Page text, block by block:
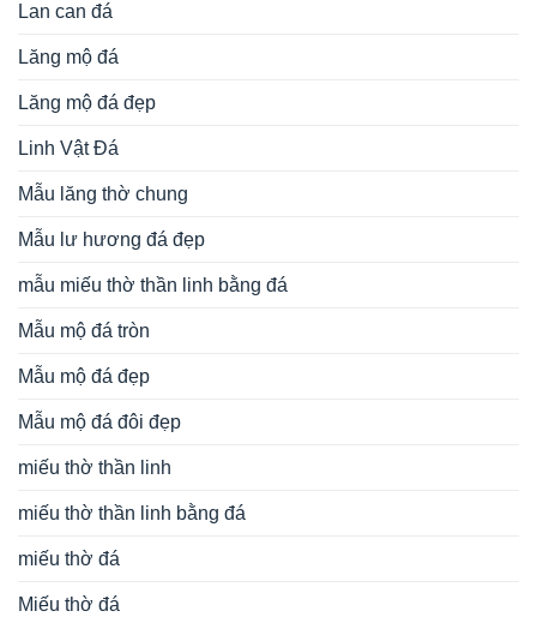
Lan can đá
Lăng mộ đá
Lăng mộ đá đẹp
Linh Vật Đá
Mẫu lăng thờ chung
Mẫu lư hương đá đẹp
mẫu miếu thờ thần linh bằng đá
Mẫu mộ đá tròn
Mẫu mộ đá đẹp
Mẫu mộ đá đôi đẹp
miếu thờ thần linh
miếu thờ thần linh bằng đá
miếu thờ đá
Miếu thờ đá